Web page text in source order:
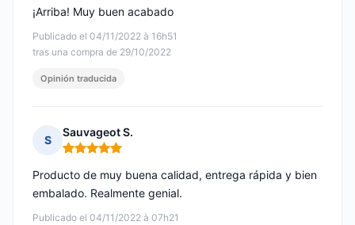
Publicado el 04/11/2022 à 16h51
tras una compra de 29/10/2022
¡Arriba! Muy buen acabado
Opinión traducida
S
Sauvageot S.
Nota: 5 de 5
Publicado el 04/11/2022 à 07h21
Producto de muy buena calidad, entrega rápida y bien
embalado. Realmente genial.